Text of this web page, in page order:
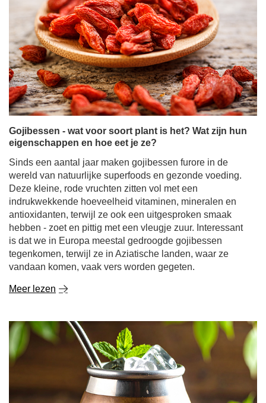
Gojibessen - wat voor soort plant is het? Wat zijn hun
eigenschappen en hoe eet je ze?
wereld van natuurlijke superfoods en gezonde voeding.
Deze kleine, rode vruchten zitten vol met een
indrukwekkende hoeveelheid vitaminen, mineralen en
antioxidanten, terwijl ze ook een uitgesproken smaak
hebben - zoet en pittig met een vleugje zuur. Interessant
is dat we in Europa meestal gedroogde gojibessen
tegenkomen, terwijl ze in Aziatische landen, waar ze
vandaan komen, vaak vers worden gegeten.
Meer lezen